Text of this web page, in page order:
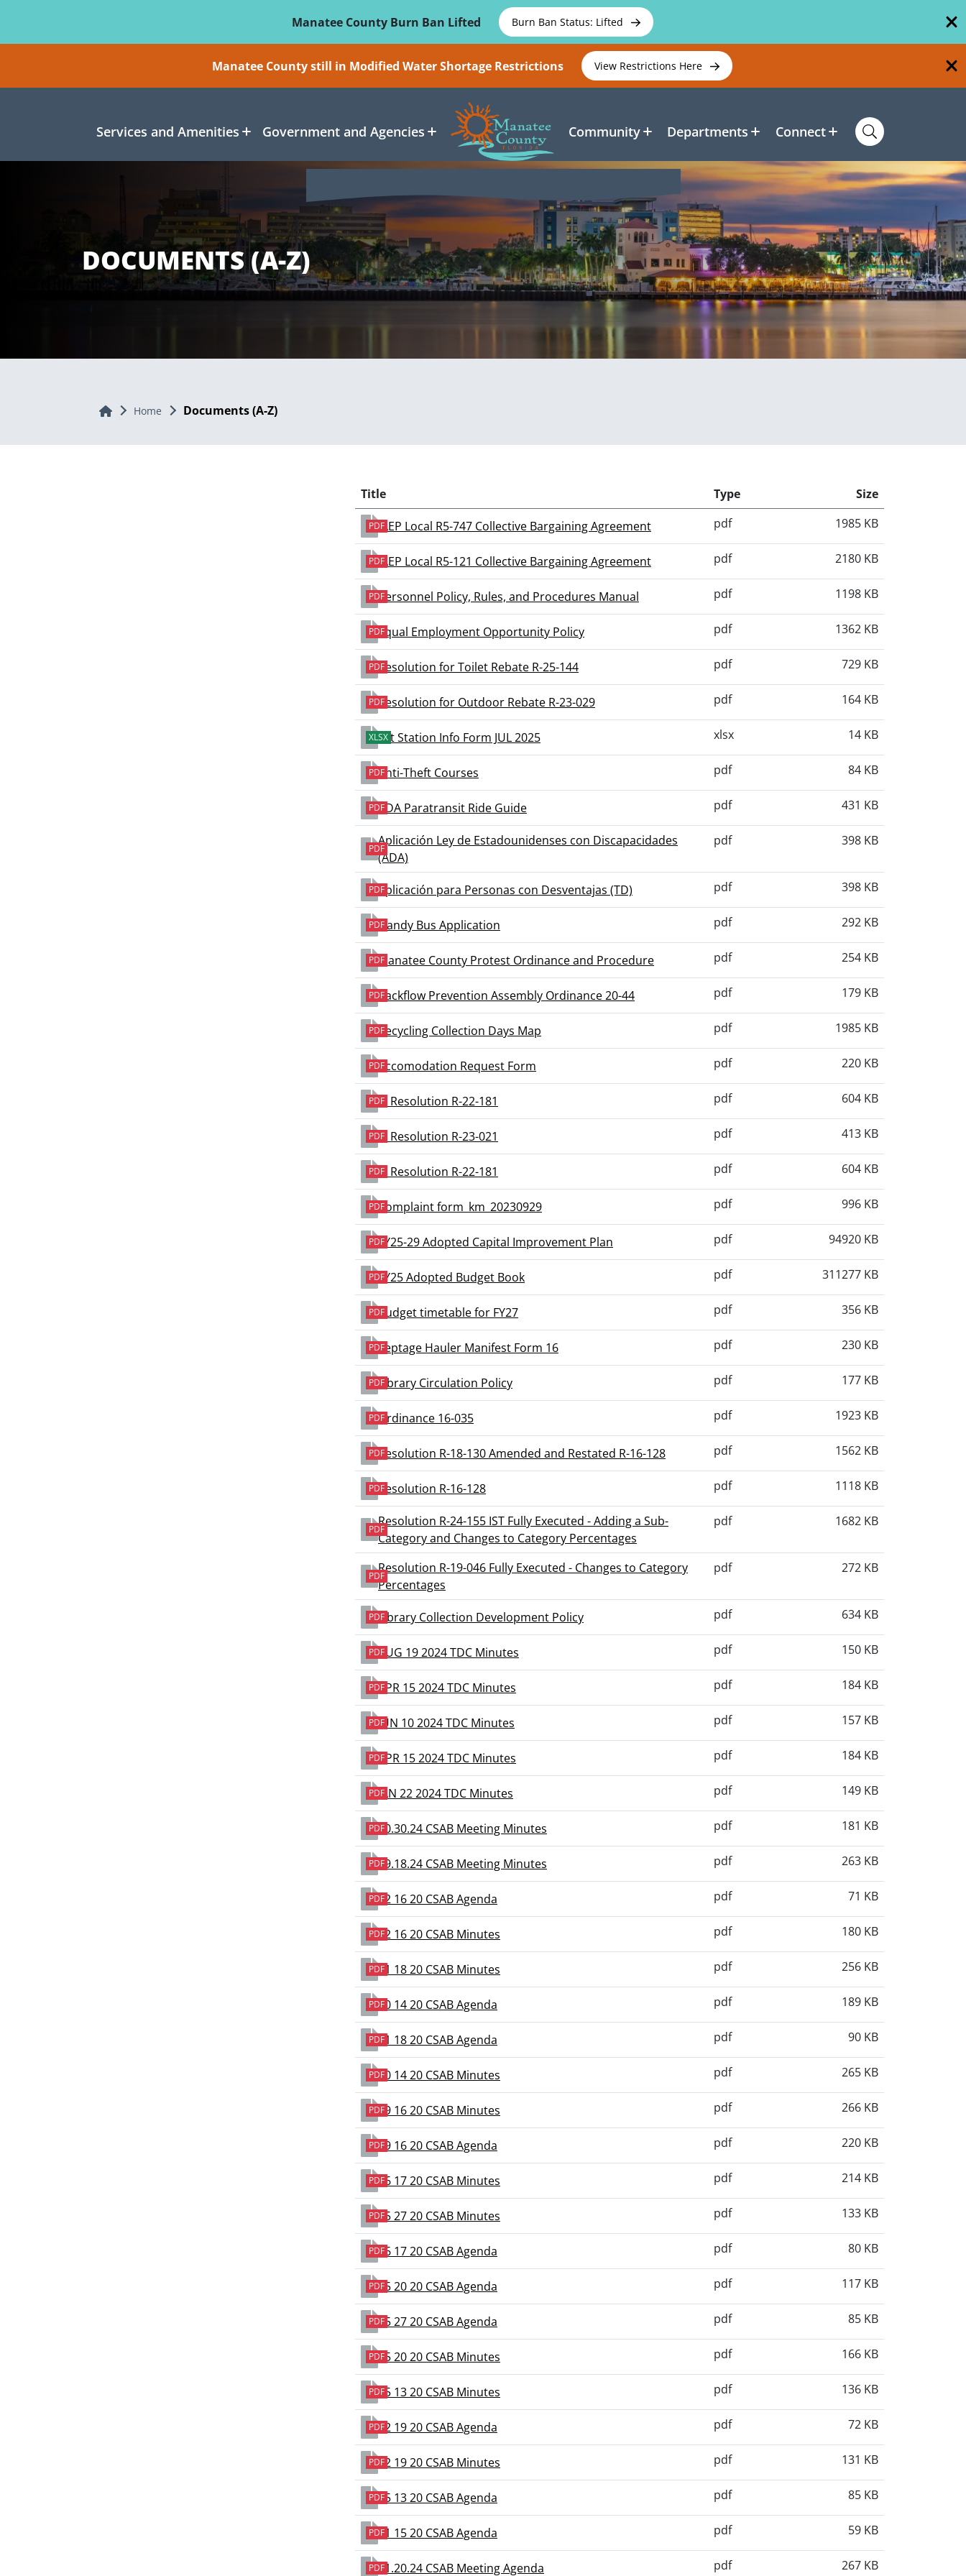
Manatee County Burn Ban Lifted
Burn Ban Status: Lifted
Manatee County still in Modified Water Shortage Restrictions View Restrictions Here
Services and Amenities Government and Agencies Community Departments Connect
DOCUMENTS (A-Z)
Home Home Documents (A-Z)
Title Type Size
PDFIAEP Local R5-747 Collective Bargaining Agreement pdf 1985 KB
PDFIAEP Local R5-121 Collective Bargaining Agreement pdf 2180 KB
PDFPersonnel Policy, Rules, and Procedures Manual pdf 1198 KB
PDFEqual Employment Opportunity Policy pdf 1362 KB
PDFResolution for Toilet Rebate R-25-144 pdf 729 KB
PDFResolution for Outdoor Rebate R-23-029 pdf 164 KB
XLSXLift Station Info Form JUL 2025 xlsx 14 KB
PDFAnti-Theft Courses pdf 84 KB
PDFADA Paratransit Ride Guide pdf 431 KB
PDF
Aplicación Ley de Estadounidenses con Discapacidades
(ADA)
pdf 398 KB
PDFAplicación para Personas con Desventajas (TD) pdf 398 KB
PDFHandy Bus Application pdf 292 KB
PDFManatee County Protest Ordinance and Procedure pdf 254 KB
PDFBackflow Prevention Assembly Ordinance 20-44 pdf 179 KB
PDFRecycling Collection Days Map pdf 1985 KB
PDFAccomodation Request Form pdf 220 KB
PDF2. Resolution R-22-181 pdf 604 KB
PDF4. Resolution R-23-021 pdf 413 KB
PDF1. Resolution R-22-181 pdf 604 KB
PDFComplaint form_km_20230929 pdf 996 KB
PDFFY25-29 Adopted Capital Improvement Plan pdf 94920 KB
PDFFY25 Adopted Budget Book pdf 311277 KB
PDFBudget timetable for FY27 pdf 356 KB
PDFSeptage Hauler Manifest Form 16 pdf 230 KB
PDFLibrary Circulation Policy pdf 177 KB
PDFOrdinance 16-035 pdf 1923 KB
PDFResolution R-18-130 Amended and Restated R-16-128 pdf 1562 KB
PDFResolution R-16-128 pdf 1118 KB
PDF
Resolution R-24-155 IST Fully Executed - Adding a Sub-
Category and Changes to Category Percentages
pdf 1682 KB
PDF
Resolution R-19-046 Fully Executed - Changes to Category
Percentages
pdf 272 KB
PDFLibrary Collection Development Policy pdf 634 KB
PDFAUG 19 2024 TDC Minutes pdf 150 KB
PDFAPR 15 2024 TDC Minutes pdf 184 KB
PDFJUN 10 2024 TDC Minutes pdf 157 KB
PDFAPR 15 2024 TDC Minutes pdf 184 KB
PDFJAN 22 2024 TDC Minutes pdf 149 KB
PDF10.30.24 CSAB Meeting Minutes pdf 181 KB
PDF09.18.24 CSAB Meeting Minutes pdf 263 KB
PDF12 16 20 CSAB Agenda pdf 71 KB
PDF12 16 20 CSAB Minutes pdf 180 KB
PDF11 18 20 CSAB Minutes pdf 256 KB
PDF10 14 20 CSAB Agenda pdf 189 KB
PDF11 18 20 CSAB Agenda pdf 90 KB
PDF10 14 20 CSAB Minutes pdf 265 KB
PDF09 16 20 CSAB Minutes pdf 266 KB
PDF09 16 20 CSAB Agenda pdf 220 KB
PDF06 17 20 CSAB Minutes pdf 214 KB
PDF05 27 20 CSAB Minutes pdf 133 KB
PDF06 17 20 CSAB Agenda pdf 80 KB
PDF05 20 20 CSAB Agenda pdf 117 KB
PDF05 27 20 CSAB Agenda pdf 85 KB
PDF05 20 20 CSAB Minutes pdf 166 KB
PDF05 13 20 CSAB Minutes pdf 136 KB
PDF02 19 20 CSAB Agenda pdf 72 KB
PDF02 19 20 CSAB Minutes pdf 131 KB
PDF05 13 20 CSAB Agenda pdf 85 KB
PDF01 15 20 CSAB Agenda pdf 59 KB
PDF11.20.24 CSAB Meeting Agenda pdf 267 KB